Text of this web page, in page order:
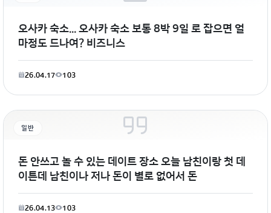
오사카 숙소... 오사카 숙소 보통 8박 9일 로 잡으면 얼
마정도 드나여? 비즈니스
26.04.17 103
일반
돈 안쓰고 놀 수 있는 데이트 장소 오늘 남친이랑 첫 데
이튼데 남친이나 저나 돈이 별로 없어서 돈
26.04.13 103